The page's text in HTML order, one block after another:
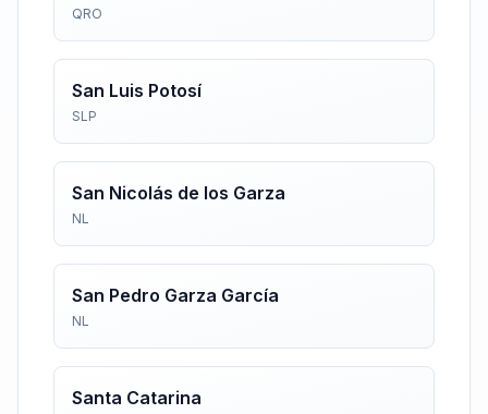
QRO
San Luis Potosí
SLP
San Nicolás de los Garza
NL
San Pedro Garza García
NL
Santa Catarina